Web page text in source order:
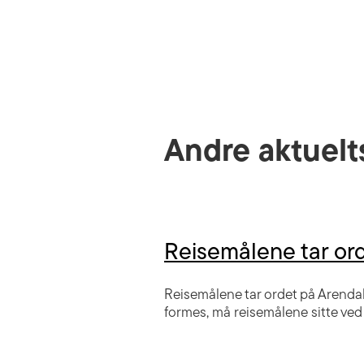
Andre
Reisemålene tar
Reisemålene tar ordet på
formes, må reisemålene sitte